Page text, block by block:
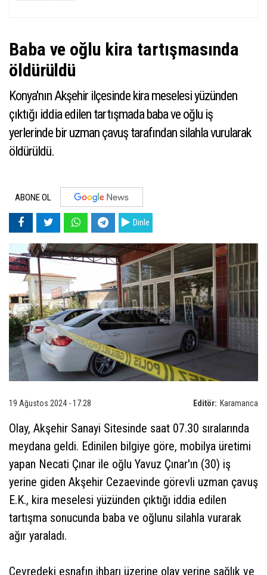
Baba ve oğlu kira tartışmasında
öldürüldü
Konya'nın Akşehir ilçesinde kira meselesi yüzünden
çıktığı iddia edilen tartışmada baba ve oğlu iş
yerlerinde bir uzman çavuş tarafından silahla vurularak
öldürüldü.
ABONE OL
Dinle
Editör: Karamanca
19 Ağustos 2024 - 17:28
Olay, Akşehir Sanayi Sitesinde saat 07.30 sıralarında
meydana geldi. Edinilen bilgiye göre, mobilya üretimi
yapan Necati Çınar ile oğlu Yavuz Çınar'ın (30) iş
yerine giden Akşehir Cezaevinde görevli uzman çavuş
E.K., kira meselesi yüzünden çıktığı iddia edilen
tartışma sonucunda baba ve oğlunu silahla vurarak
ağır yaraladı.
Çevredeki esnafın ihbarı üzerine olay yerine sağlık ve